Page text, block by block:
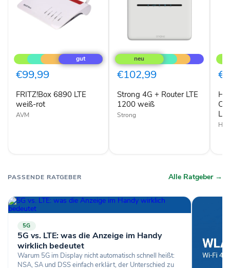
6890
LTE
weiß-
rot
€99,99
FRITZ!Box 6890 LTE
weiß-rot
AVM
4G
+
Router
LTE
weiß
€102,99
Strong 4G + Router LTE
1200 weiß
Strong
263
Lan
PASSENDE RATGEBER Alle Ratgeber →
5G
5G vs. LTE: was die Anzeige im Handy
wirklich bedeutet
Warum 5G im Display nicht automatisch schnell heißt:
NSA, SA und DSS einfach erklärt, der Unterschied zu